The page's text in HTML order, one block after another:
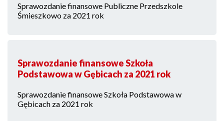
Sprawozdanie finansowe Publiczne Przedszkole
Śmieszkowo za 2021 rok
Sprawozdanie finansowe Szkoła
Podstawowa w Gębicach za 2021 rok
Sprawozdanie finansowe Szkoła Podstawowa w
Gębicach za 2021 rok